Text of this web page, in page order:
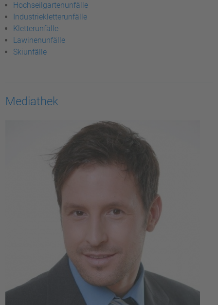
Hochseilgartenunfälle
Industriekletterunfälle
Kletterunfälle
Lawinenunfälle
Skiunfälle
Mediathek